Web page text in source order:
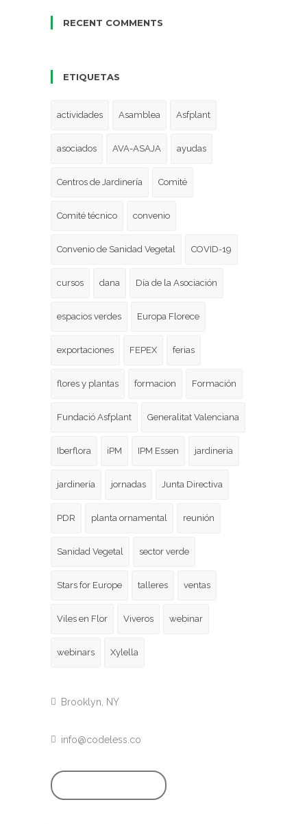
RECENT COMMENTS
ETIQUETAS
actividades Asamblea Asfplant
asociados AVA-ASAJA ayudas
Centros de Jardinería Comité
Comité técnico convenio
Convenio de Sanidad Vegetal COVID-19
cursos dana Día de la Asociación
espacios verdes Europa Florece
exportaciones FEPEX ferias
flores y plantas formacion Formación
Fundació Asfplant Generalitat Valenciana
Iberflora iPM IPM Essen jardineria
jardinería jornadas Junta Directiva
PDR planta ornamental reunión
Sanidad Vegetal sector verde
Stars for Europe talleres ventas
Viles en Flor Viveros webinar
webinars Xylella
Brooklyn, NY
info@codeless.co